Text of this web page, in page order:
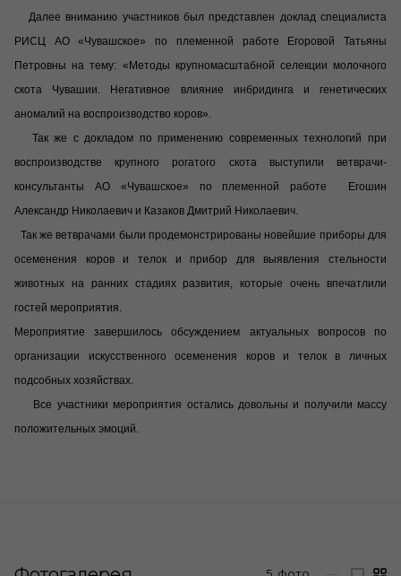
Далее вниманию участников был представлен доклад специалиста
РИСЦ АО «Чувашское» по племенной работе Егоровой Татьяны
Петровны на тему: «Методы крупномасштабной селекции молочного
скота Чувашии. Негативное влияние инбридинга и генетических
аномалий на воспроизводство коров».
Так же с докладом по применению современных технологий при
воспроизводстве крупного рогатого скота выступили ветврачи-
консультанты АО «Чувашское» по племенной работе Егошин
Александр Николаевич и Казаков Дмитрий Николаевич.
Так же ветврачами были продемонстрированы новейшие приборы для
осеменения коров и телок и прибор для выявления стельности
животных на ранних стадиях развития, которые очень впечатлили
гостей мероприятия.
Мероприятие завершилось обсуждением актуальных вопросов по
организации искусственного осеменения коров и телок в личных
подсобных хозяйствах.
Все участники мероприятия остались довольны и получили массу
положительных эмоций.